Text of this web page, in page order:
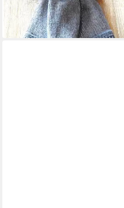
lieferbar - in 4-5 Werktagen bei dir